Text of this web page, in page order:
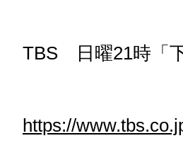
TBS 日曜21時「下
https://